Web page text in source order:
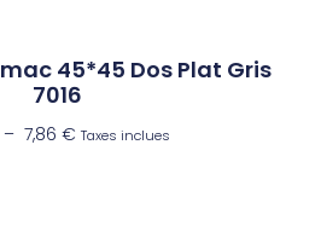
45*45 Dos Plat Gris
7016
– 7,86 € Taxes inclues